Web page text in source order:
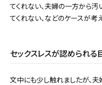
てくれない、夫婦の一方から
てくれない、などのケースが考
セックスレスが認められ
文中にも少し触れましたが、夫